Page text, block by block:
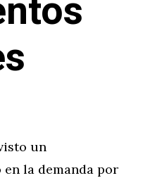
un
la demanda por